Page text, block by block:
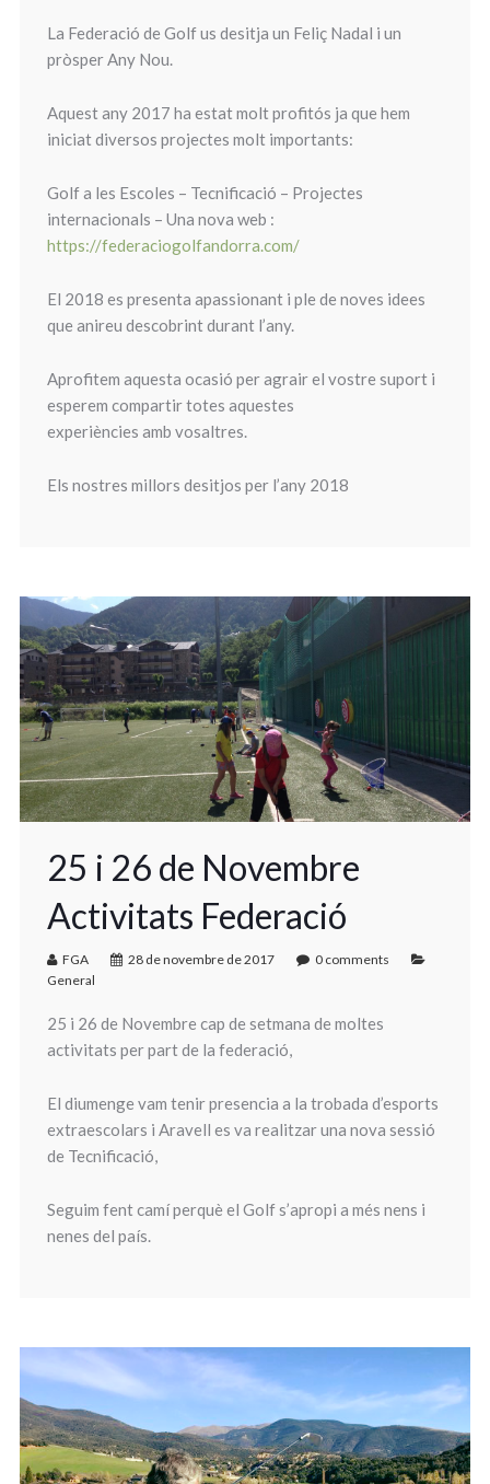
La Federació de Golf us desitja un Feliç Nadal i un
pròsper Any Nou.
Aquest any 2017 ha estat molt profitós ja que hem
iniciat diversos projectes molt importants:
Golf a les Escoles – Tecnificació – Projectes
internacionals – Una nova web :
https://federaciogolfandorra.com/
El 2018 es presenta apassionant i ple de noves idees
que anireu descobrint durant l’any.
Aprofitem aquesta ocasió per agrair el vostre suport i
esperem compartir totes aquestes
experiències amb vosaltres.
Els nostres millors desitjos per l’any 2018
25 i 26 de Novembre
Activitats Federació
FGA 28 de novembre de 2017
0 comments
General
25 i 26 de Novembre cap de setmana de moltes
activitats per part de la federació,
El diumenge vam tenir presencia a la trobada d’esports
extraescolars i Aravell es va realitzar una nova sessió
de Tecnificació,
Seguim fent camí perquè el Golf s’apropi a més nens i
nenes del país.